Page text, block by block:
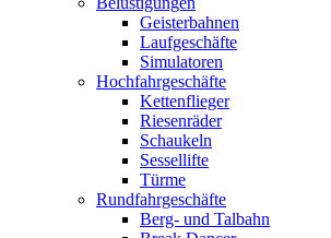
Geisterbahnen
Laufgeschäfte
Simulatoren
Hochfahrgeschäfte
Kettenflieger
Riesenräder
Schaukeln
Sessellifte
Türme
Rundfahrgeschäfte
Berg- und Talbahn